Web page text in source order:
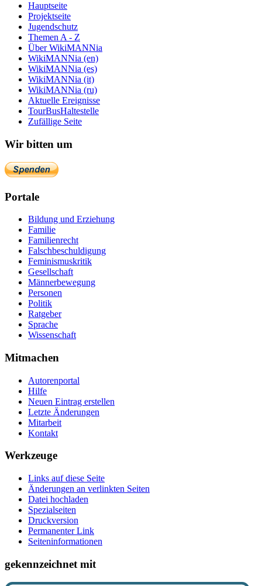
Hauptseite
Projektseite
Jugendschutz
Themen A - Z
Über WikiMANNia
WikiMANNia (en)
WikiMANNia (es)
WikiMANNia (it)
WikiMANNia (ru)
Aktuelle Ereignisse
TourBusHaltestelle
Zufällige Seite
Wir bitten um
Portale
Bildung und Erziehung
Familie
Familienrecht
Falschbeschuldigung
Feminismuskritik
Gesellschaft
Männerbewegung
Personen
Politik
Ratgeber
Sprache
Wissenschaft
Mitmachen
Autorenportal
Hilfe
Neuen Eintrag erstellen
Letzte Änderungen
Mitarbeit
Kontakt
Werkzeuge
Links auf diese Seite
Änderungen an verlinkten Seiten
Datei hochladen
Spezialseiten
Druckversion
Permanenter Link
Seiten­­informationen
gekennzeichnet mit